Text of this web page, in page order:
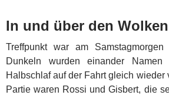
In und über den Wolken
Treffpunkt war am
Dunkeln wurden einander
Halbschlaf auf der Fahrt gleich wieder
Partie waren Rossi und Gisbert, die